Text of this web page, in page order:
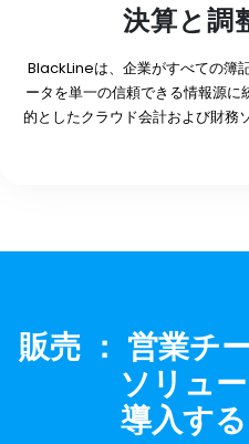
決算と調
BlackLineは、企業がすべての簿
ータを単一の信頼できる情報源
的としたクラウド会計および財務
販売 ： 営業チ
ソリュ
導入す